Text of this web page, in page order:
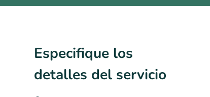
Especifique los
detalles del servicio